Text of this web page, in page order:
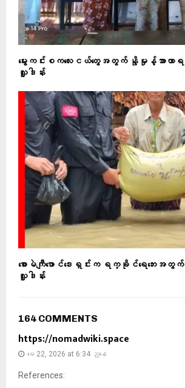
မွေးကင်းစကလေးငယ်တွေအတွက် နို့မှုန့်အာဟ
လှူဒါန်း
စောမဲကျီဖောင်ဒေးရှင်းက ရက္ခိုင်ရေဘေးအ
လှူဒါန်း
164 COMMENTS
https://nomadwiki.space
မေ 22, 2026 at 6:34 ညနေ
References: